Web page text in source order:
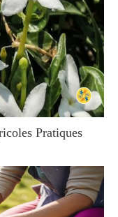
Pratiques